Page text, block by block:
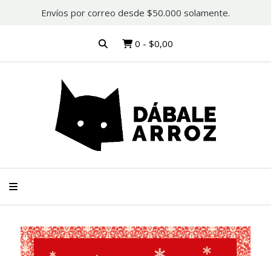
Envíos por correo desde $50.000 solamente.
0 - $0,00